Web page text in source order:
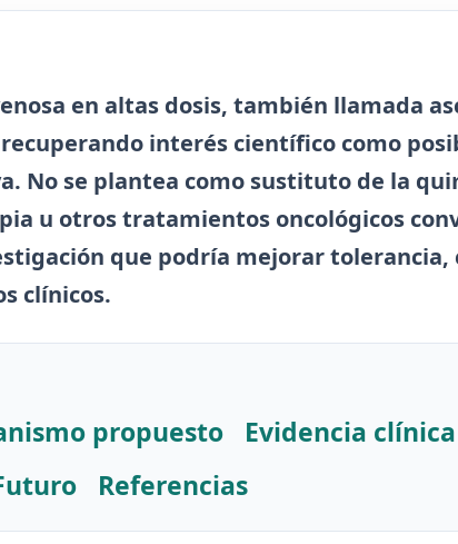
en altas dosis, también llamada
interés científico como
No se plantea como sustituto de la
u otros tratamientos oncológicos
que podría mejorar tolerancia,
clínicos.
propuesto Evidencia clínica
Referencias